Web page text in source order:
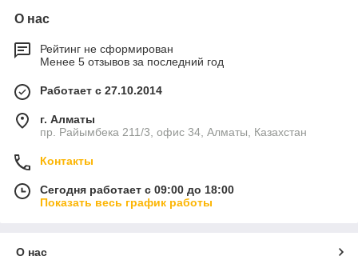
О нас
Рейтинг не сформирован
Менее 5 отзывов за последний год
Работает с 27.10.2014
г. Алматы
пр. Райымбека 211/3, офис 34, Алматы, Казахстан
Контакты
Сегодня работает с 09:00 до 18:00
Показать весь график работы
О нас